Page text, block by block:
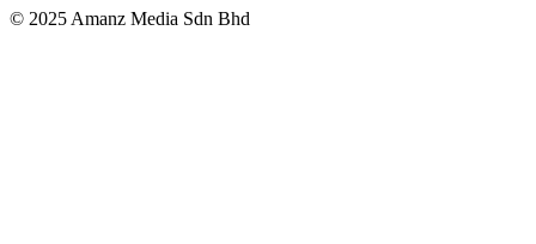
© 2025 Amanz Media Sdn Bhd